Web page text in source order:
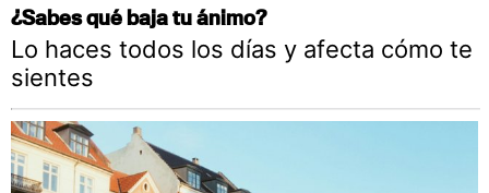
¿Sabes qué baja tu ánimo?
Lo haces todos los días y afecta cómo te
sientes